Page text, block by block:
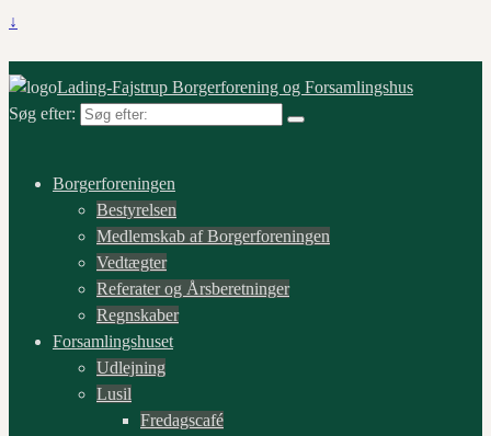
↓
Lading-Fajstrup Borgerforening og Forsamlingshus
Søg efter:
Borgerforeningen
Bestyrelsen
Medlemskab af Borgerforeningen
Vedtægter
Referater og Årsberetninger
Regnskaber
Forsamlingshuset
Udlejning
Lusil
Fredagscafé